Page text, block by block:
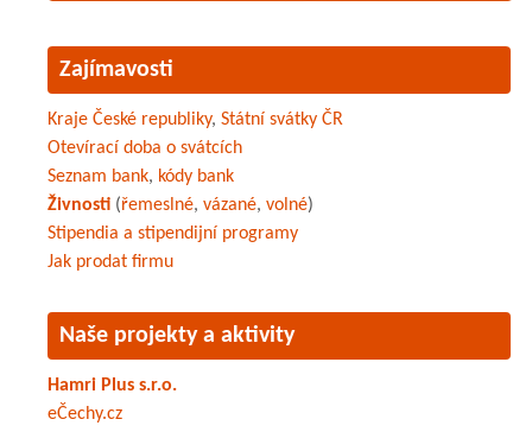
Zajímavosti
Kraje České republiky, Státní svátky ČR
Otevírací doba o svátcích
Seznam bank, kódy bank
Živnosti (řemeslné, vázané, volné)
Stipendia a stipendijní programy
Jak prodat firmu
Naše projekty a aktivity
Hamri Plus s.r.o.
eČechy.cz